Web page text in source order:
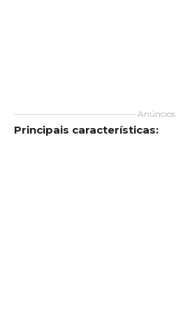
Anúncios
Principais características: